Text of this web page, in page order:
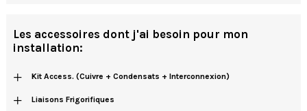
Les accessoires dont j'ai besoin pour mon
installation:
+ Kit Access. (cuivre + Condensats + Interconnexion)
+ Liaisons Frigorifiques